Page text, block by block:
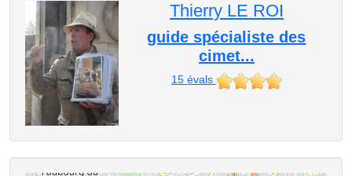
Thierry LE ROI
guide spécialiste des
cimet...
15évals